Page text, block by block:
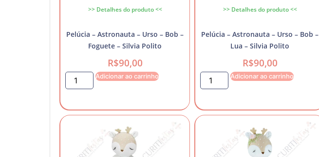
>> Detalhes do produto <<
Pelúcia – Astronauta – Urso – Bob –
Foguete – Silvia Polito
R$90,00
Adicionar ao carrinho
>> Detalhes do produto <<
Pelúcia – Astronauta – Urso – Bob –
Lua – Silvia Polito
R$90,00
Adicionar ao carrinho